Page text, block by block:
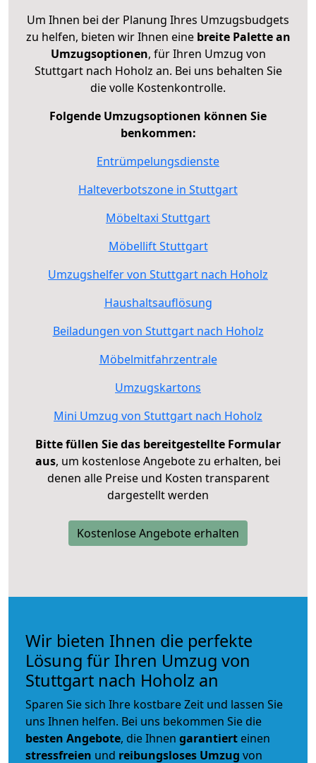
Um Ihnen bei der Planung Ihres Umzugsbudgets
zu helfen, bieten wir Ihnen eine breite Palette an
Umzugsoptionen, für Ihren Umzug von
Stuttgart nach Hoholz an. Bei uns behalten Sie
die volle Kostenkontrolle.
Folgende Umzugsoptionen können Sie
benkommen:
Entrümpelungsdienste
Halteverbotszone in Stuttgart
Möbeltaxi Stuttgart
Möbellift Stuttgart
Umzugshelfer von Stuttgart nach Hoholz
Haushaltsauflösung
Beiladungen von Stuttgart nach Hoholz
Möbelmitfahrzentrale
Umzugskartons
Mini Umzug von Stuttgart nach Hoholz
Bitte füllen Sie das bereitgestellte Formular
aus, um kostenlose Angebote zu erhalten, bei
denen alle Preise und Kosten transparent
dargestellt werden
Kostenlose Angebote erhalten
Wir bieten Ihnen die perfekte
Lösung für Ihren Umzug von
Stuttgart nach Hoholz an
Sparen Sie sich Ihre kostbare Zeit und lassen Sie
uns Ihnen helfen. Bei uns bekommen Sie die
besten Angebote, die Ihnen garantiert einen
stressfreien und reibungsloses Umzug von